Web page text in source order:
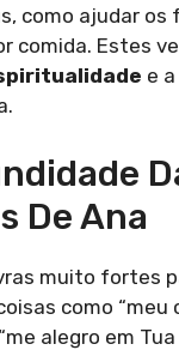
como ajudar os
comida. Estes
e
De Ana
muito fortes
como
alegro em